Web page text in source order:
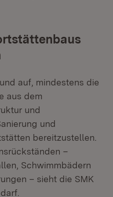
auf, mindestens die
aus dem
und
und
bereitzustellen.
–
Schwimmbädern
– sieht die SMK